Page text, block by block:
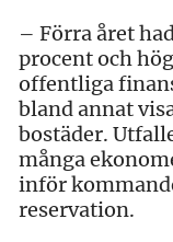
– Förra året
procent och
offentliga
bland annat
bostäder.
många
inför
reservation.